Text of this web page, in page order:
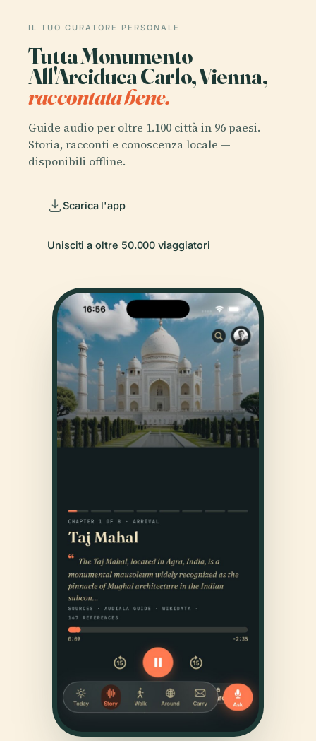
IL TUO CURATORE PERSONALE
Tutta Monumento
All'Arciduca Carlo, Vienna,
raccontata bene.
Guide audio per oltre 1.100 città in 96 paesi.
Storia, racconti e conoscenza locale —
disponibili offline.
Scarica l'app
Unisciti a oltre 50.000 viaggiatori